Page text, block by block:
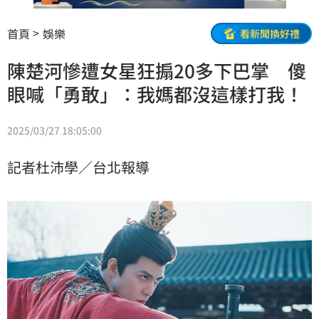
首頁 娛樂 看新聞換好禮
陳楚河慘遭女星狂搧20多下巴掌 傻
眼喊「勇敢」：我媽都沒這樣打我！
2025/03/27 18:05:00
記者杜沛學／台北報導